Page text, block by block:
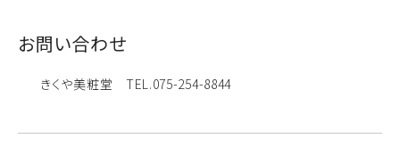
お問い合わせ
きくや美粧堂 TEL.075-254-8844